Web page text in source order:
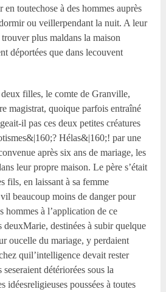
en toutechose à des hommes auprès
ou veillerpendant la nuit. A leur
plus maldans la maison
déportées que dans lecouvent
filles, le comte de Granville,
magistrat, quoique parfois entraîné
il pas ces deux petites créatures
Hélas&|160;! par une
après six ans de mariage, les
leur propre maison. Le père s’était
fils, en laissant à sa femme
beaucoup moins de danger pour
hommes à l’application de ce
deuxMarie, destinées à subir quelque
oucelle du mariage, y perdaient
quil’intelligence devait rester
détériorées sous la
idéesreligieuses poussées à toutes